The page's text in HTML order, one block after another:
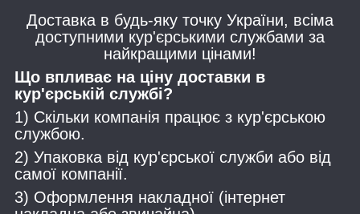
Доставка в будь-яку точку України, всіма
доступними кур'єрськими службами за
найкращими цінами!
Що впливає на ціну доставки в
кур'єрській службі?
1) Скільки компанія працює з кур'єрською
службою.
2) Упаковка від кур'єрської служби або від
самої компанії.
3) Оформлення накладної (інтернет